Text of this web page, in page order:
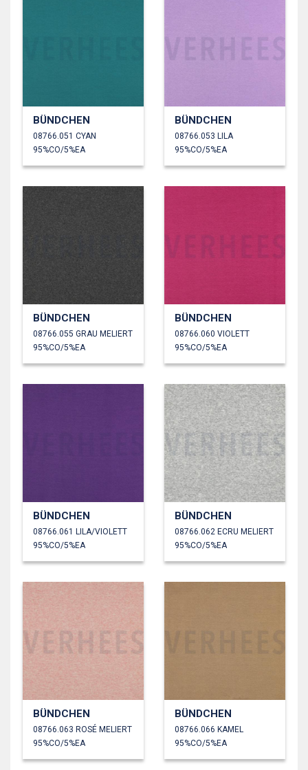
BÜNDCHEN
08766.051 CYAN
95%CO/5%EA
BÜNDCHEN
08766.053 LILA
95%CO/5%EA
BÜNDCHEN
08766.055 GRAU MELIERT
95%CO/5%EA
BÜNDCHEN
08766.060 VIOLETT
95%CO/5%EA
BÜNDCHEN
08766.061 LILA/VIOLETT
95%CO/5%EA
BÜNDCHEN
08766.062 ECRU MELIERT
95%CO/5%EA
BÜNDCHEN
08766.063 ROSÉ MELIERT
95%CO/5%EA
BÜNDCHEN
08766.066 KAMEL
95%CO/5%EA